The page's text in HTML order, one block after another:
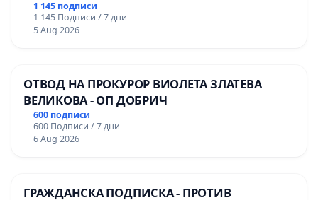
гимназия по промишлени технологии в
Професионалната гимназия по икономика и
мениджмънт – гр. Пазарджик
1 145 подписи
1 145 Подписи / 7 дни
5 Aug 2026
ОТВОД НА ПРОКУРОР ВИОЛЕТА ЗЛАТЕВА
ВЕЛИКОВА - ОП ДОБРИЧ
600 подписи
600 Подписи / 7 дни
6 Aug 2026
ГРАЖДАНСКА ПОДПИСКА - ПРОТИВ